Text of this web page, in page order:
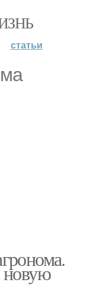
статьи
новую